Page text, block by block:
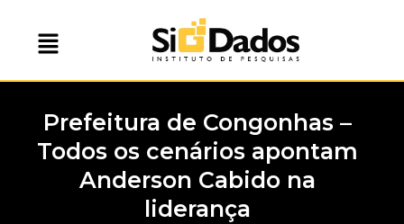
Prefeitura de Congonhas –
Todos os cenários apontam
Anderson Cabido na
liderança